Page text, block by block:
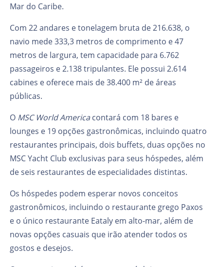
Mar do Caribe.
Com 22 andares e tonelagem bruta de 216.638, o
navio mede 333,3 metros de comprimento e 47
metros de largura, tem capacidade para 6.762
passageiros e 2.138 tripulantes. Ele possui 2.614
cabines e oferece mais de 38.400 m² de áreas
públicas.
O MSC World Americacontará com 18 bares e
lounges e 19 opções gastronômicas, incluindo quatro
restaurantes principais, dois buffets, duas opções no
MSC Yacht Club exclusivas para seus hóspedes, além
de seis restaurantes de especialidades distintas.
Os hóspedes podem esperar novos conceitos
gastronômicos, incluindo o restaurante grego Paxos
e o único restaurante Eataly em alto-mar, além de
novas opções casuais que irão atender todos os
gostos e desejos.